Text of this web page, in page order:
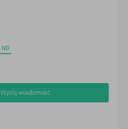
ND
Wyślij wiadomość